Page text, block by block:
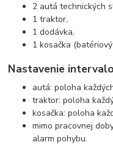
2 autá technických
1 traktor,
1 dodávka,
1 kosačka
Nastavenie
autá: poloha
traktor: poloha
kosačka: poloha
mimo pracovnej
alarm pohybu.